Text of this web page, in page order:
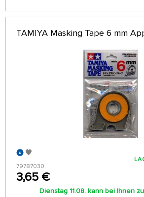
TAMIYA Masking Tape 6 mm
79787030
3,65 €
Dienstag 11.08. kann bei Ihnen